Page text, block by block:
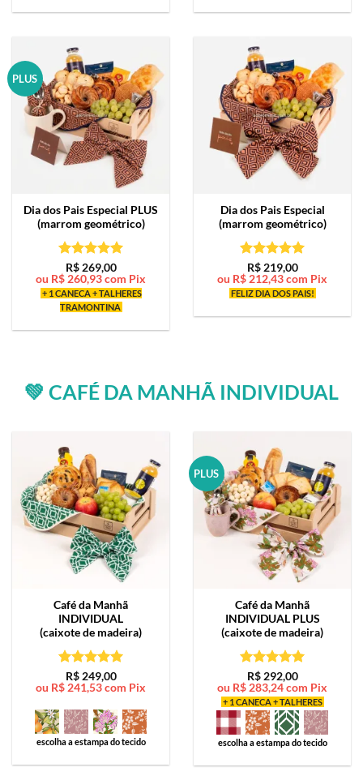
PLUS
Dia dos Pais Especial PLUS
(marrom geométrico)
Avaliação5
de 5
R$269,00
ou R$ 260,93com Pix
+ 1 CANECA + TALHERES
TRAMONTINA
Dia dos Pais Especial
(marrom geométrico)
Avaliação5
de 5
R$219,00
ou R$ 212,43com Pix
FELIZ DIA DOS PAIS!
💚 CAFÉ DA MANHÃ INDIVIDUAL
Café da Manhã
INDIVIDUAL
(caixote de madeira)
Avaliação5
de 5
R$249,00
ou R$241,53com Pix
escolha a estampa do tecido
PLUS
Café da Manhã
INDIVIDUAL PLUS
(caixote de madeira)
Avaliação5
de 5
R$292,00
ou R$283,24com Pix
+ 1 CANECA + TALHERES
escolha a estampa do tecido